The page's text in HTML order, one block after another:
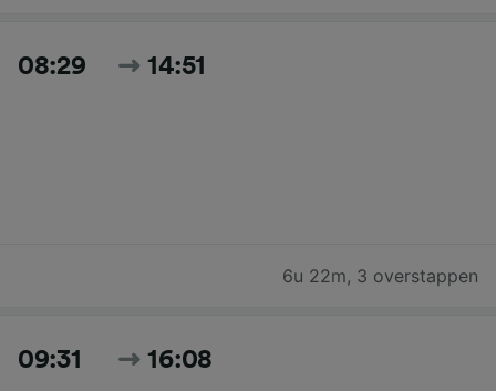
08:29 14:51
6u 22m, 3 overstappen
09:31 16:08